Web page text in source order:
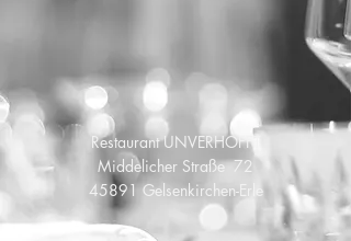
Restaurant UNVERHOFFT
Middelicher Straße 72
45891 Gelsenkirchen-Erle